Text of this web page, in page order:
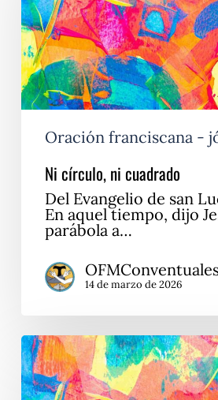
Oración franciscana -
Ni círculo, ni cuadrado
Del Evangelio de san
En aquel tiempo, dijo
parábola a…
14 de marzo de 2026
Ni
círculo,
ni
cuadrado